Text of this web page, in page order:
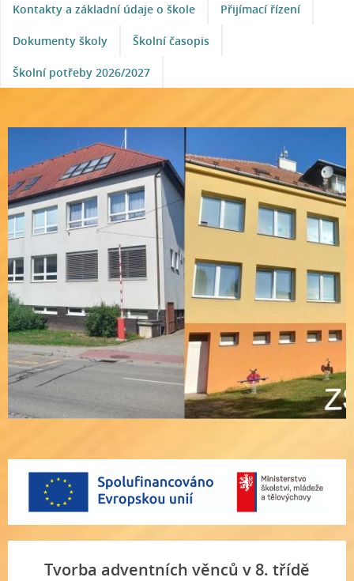
Kontakty a základní údaje o škole Přijímací řízení
Dokumenty školy Školní časopis
Školní potřeby 2026/2027
Tvorba adventních věnců v 8. třídě